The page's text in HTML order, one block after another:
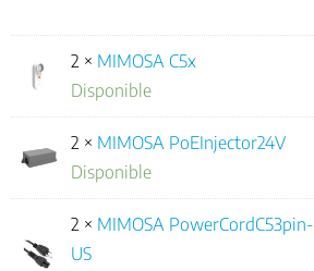
2 × MIMOSA C5x
Disponible
2 × MIMOSA PoEInjector24V
Disponible
2 × MIMOSA PowerCordC53pin-
US